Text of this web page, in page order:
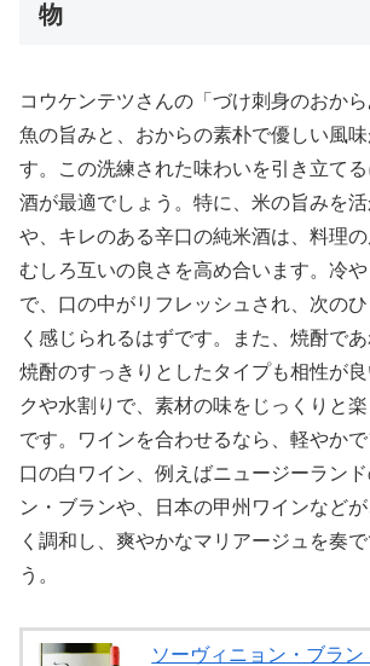
物
コウケンテツさんの「づけ刺身のおか
魚の旨みと、おからの素朴で優しい風
す。この洗練された味わいを引き立て
酒が最適でしょう。特に、米の旨みを
や、キレのある辛口の純米酒は、料理の
むしろ互いの良さを高め合います。冷
で、口の中がリフレッシュされ、次の
く感じられるはずです。また、焼酎で
焼酎のすっきりとしたタイプも相性が
クや水割りで、素材の味をじっくりと
です。ワインを合わせるなら、軽やか
口の白ワイン、例えばニュージーラン
ン・ブランや、日本の甲州ワインなど
く調和し、爽やかなマリアージュを奏
う。
ソーヴィニョン・ブラ